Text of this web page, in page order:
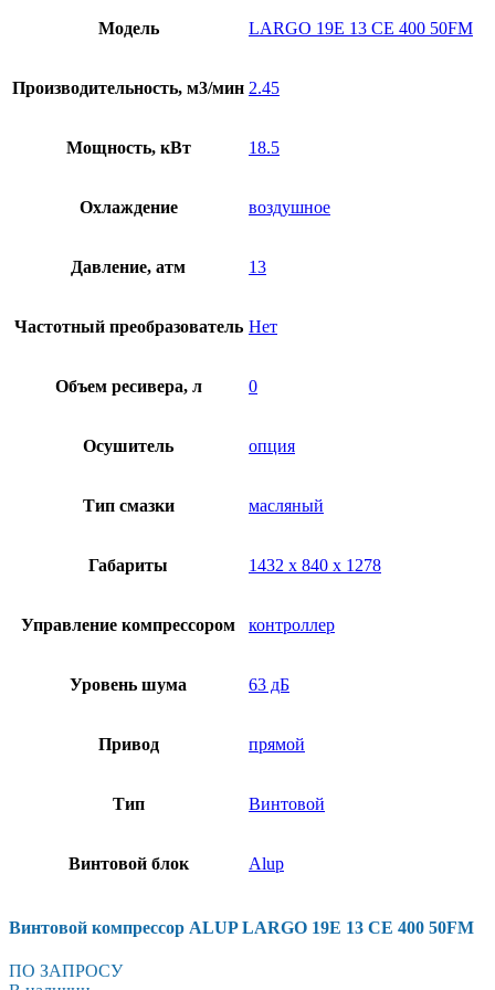
Модель LARGO 19E 13 CE 400 50FM
Производительность, м3/мин 2.45
Мощность, кВт 18.5
Охлаждение воздушное
Давление, атм 13
Частотный преобразователь Нет
Объем ресивера, л 0
Осушитель опция
Тип смазки масляный
Габариты 1432 х 840 х 1278
Управление компрессором контроллер
Уровень шума 63 дБ
Привод прямой
Тип Винтовой
Винтовой блок Alup
Винтовой компрессор ALUP LARGO 19E 13 CE 400 50FM
ПО ЗАПРОСУ